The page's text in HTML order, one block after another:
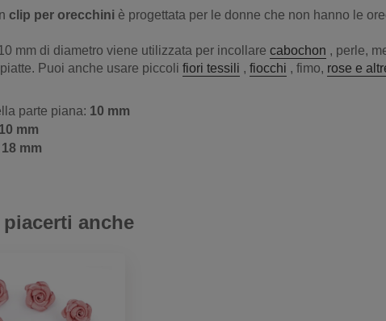
clip per orecchini è progettata per le donne che non hanno le
mm di diametro viene utilizzata per incollare cabochon , perle,
Puoi anche usare piccoli fiori tessili , fiocchi , fimo, rose e
parte piana: 10 mm
10 mm
18 mm
anche